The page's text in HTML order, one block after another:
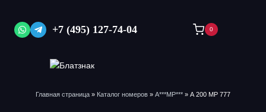
содержимому+7 (495) 127-74-04 0
Главная страница » Каталог номеров » А***МР*** » А 200 МР 777